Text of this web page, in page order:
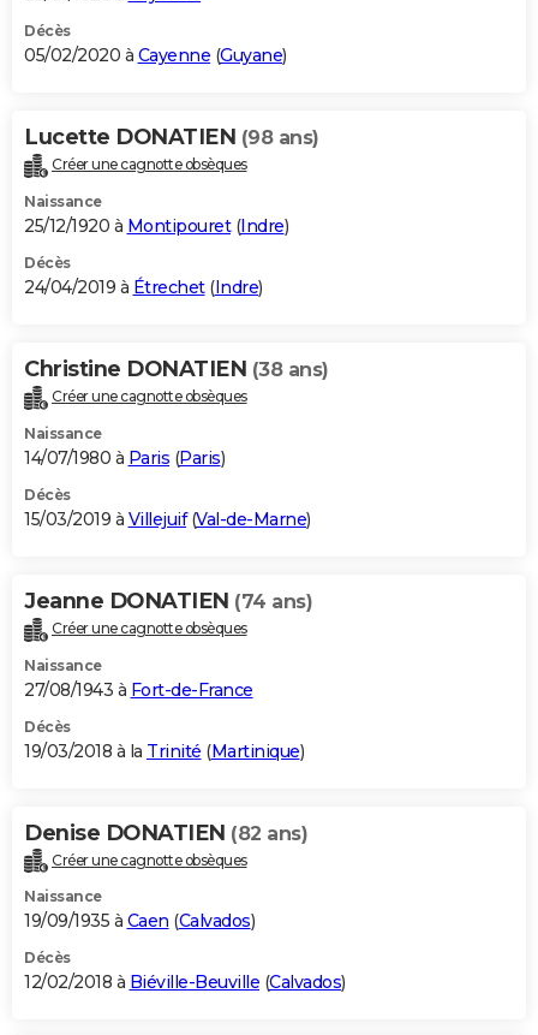
Décès
05/02/2020 à Cayenne (Guyane)
Lucette DONATIEN (98 ans)
Créer une cagnotte obsèques
Naissance
25/12/1920 à Montipouret(Indre)
Décès
24/04/2019 à Étrechet(Indre)
Christine DONATIEN (38 ans)
Créer une cagnotte obsèques
Naissance
14/07/1980 à Paris (Paris)
Décès
15/03/2019 à Villejuif(Val-de-Marne)
Jeanne DONATIEN (74 ans)
Créer une cagnotte obsèques
Naissance
27/08/1943 à Fort-de-France
Décès
19/03/2018 à la Trinité (Martinique)
Denise DONATIEN (82 ans)
Créer une cagnotte obsèques
Naissance
19/09/1935 à Caen (Calvados)
Décès
12/02/2018 à Biéville-Beuville (Calvados)